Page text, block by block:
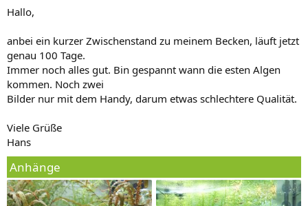
Hallo,
anbei ein kurzer Zwischenstand zu meinem Becken, läuft jetzt
genau 100 Tage.
Immer noch alles gut. Bin gespannt wann die esten Algen
kommen. Noch zwei
Bilder nur mit dem Handy, darum etwas schlechtere Qualität.
Viele Grüße
Hans
Anhänge